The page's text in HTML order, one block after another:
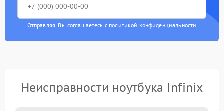
Отправляя, Вы соглашаетесь с политикой конфиденциальности
Неисправности ноутбука Infinix